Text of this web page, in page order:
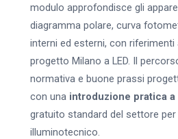
modulo approfondisce gli
diagramma polare, curva
interni ed esterni, con
progetto Milano a LED. Il
normativa e buone prassi
con una introduzione pratica a
gratuito standard del settore
illuminotecnico.